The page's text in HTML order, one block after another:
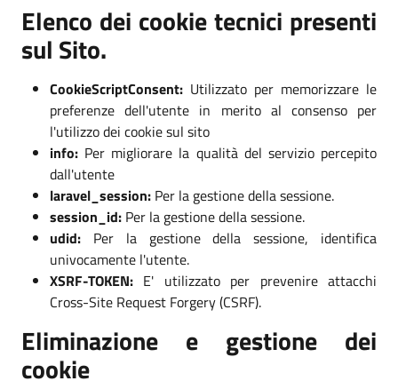
Elenco dei cookie tecnici presenti
sul Sito.
CookieScriptConsent: Utilizzato per memorizzare le
preferenze dell'utente in merito al consenso per
l'utilizzo dei cookie sul sito
info: Per migliorare la qualità del servizio percepito
dall'utente
laravel_session: Per la gestione della sessione.
session_id: Per la gestione della sessione.
udid: Per la gestione della sessione, identifica
univocamente l'utente.
XSRF-TOKEN: E' utilizzato per prevenire attacchi
Cross-Site Request Forgery (CSRF).
Eliminazione e gestione dei
cookie